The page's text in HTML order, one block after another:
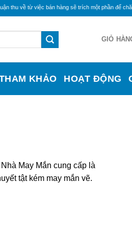
việc bán hàng sẽ trích một phần để chăm lo cho
GIỎ
KHẢO HOẠT ĐỘNG
May Mắn cung cấp là
tật kém may mắn vẽ.